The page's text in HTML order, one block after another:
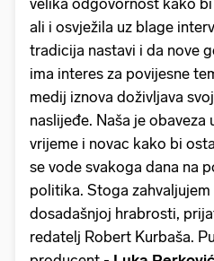
velika odgovornost kako
ali i osvježila uz blage
tradicija nastavi i da nove
ima interes za povijesne
medij iznova doživljava
naslijeđe. Naša je obaveza
vrijeme i novac kako bi
se vode svakoga dana na
politika. Stoga
dosadašnjoj hrabrosti,
redatelj Robert Kurbaša.